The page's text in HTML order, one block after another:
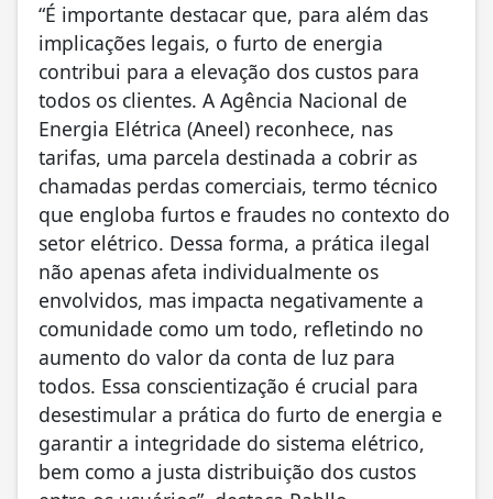
“É importante destacar que, para além das
implicações legais, o furto de energia
contribui para a elevação dos custos para
todos os clientes. A Agência Nacional de
Energia Elétrica (Aneel) reconhece, nas
tarifas, uma parcela destinada a cobrir as
chamadas perdas comerciais, termo técnico
que engloba furtos e fraudes no contexto do
setor elétrico. Dessa forma, a prática ilegal
não apenas afeta individualmente os
envolvidos, mas impacta negativamente a
comunidade como um todo, refletindo no
aumento do valor da conta de luz para
todos. Essa conscientização é crucial para
desestimular a prática do furto de energia e
garantir a integridade do sistema elétrico,
bem como a justa distribuição dos custos